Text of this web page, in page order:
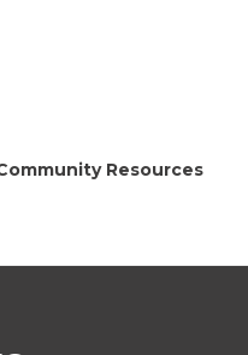
Resources